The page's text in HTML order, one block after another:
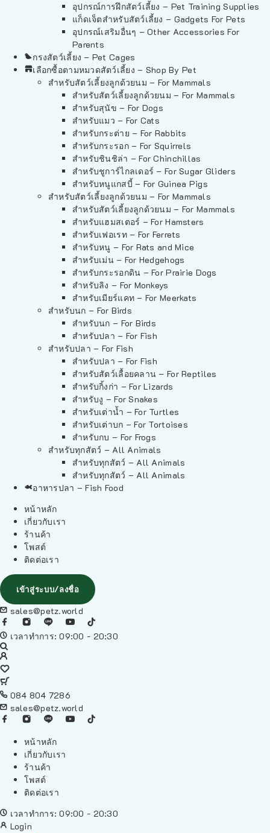
อุปกรณ์การฝึกสัตว์เลี้ยง – Pet Training Supplies
แก็ดเจ็ตสำหรับสัตว์เลี้ยง – Gadgets For Pets
อุปกรณ์เสริมอื่นๆ – Other Accessories For
Parents
กรงสัตว์เลี้ยง – Pet Cages
เลือกซื้อตามหมวดสัตว์เลี้ยง – Shop By Pet
สำหรับสัตว์เลี้ยงลูกด้วยนม – For Mammals
สำหรับสัตว์เลี้ยงลูกด้วยนม – For Mammals
สำหรับสุนัข – For Dogs
สำหรับแมว – For Cats
สำหรับกระต่าย – For Rabbits
สำหรับกระรอก – For Squirrels
สำหรับชินชิล่า – For Chinchillas
สำหรับชูการ์ไกลเดอร์ – For Sugar Gliders
สำหรับหนูแกสบี้ – For Guinea Pigs
สำหรับสัตว์เลี้ยงลูกด้วยนม – For Mammals
สำหรับสัตว์เลี้ยงลูกด้วยนม – For Mammals
สำหรับแฮมสเตอร์ – For Hamsters
สำหรับเฟอเรท – For Ferrets
สำหรับหนู – For Rats and Mice
สำหรับเม่น – For Hedgehogs
สำหรับกระรอกดิน – For Prairie Dogs
สำหรับลิง – For Monkeys
สำหรับเมียร์แคท – For Meerkats
สำหรับนก – For Birds
สำหรับนก – For Birds
สำหรับปลา – For Fish
สำหรับปลา – For Fish
สำหรับปลา – For Fish
สำหรับสัตว์เลื้อยคลาน – For Reptiles
สำหรับกิ้งก่า – For Lizards
สำหรับงู – For Snakes
สำหรับเต่าน้ำ – For Turtles
สำหรับเต่าบก – For Tortoises
สำหรับกบ – For Frogs
สำหรับทุกสัตว์ – All Animals
สำหรับทุกสัตว์ – All Animals
สำหรับทุกสัตว์ – All Animals
อาหารปลา – Fish Food
หน้าหลัก
เกี่ยวกับเรา
ร้านค้า
โพสต์
ติดต่อเรา
เข้าสู่ระบบ/ลงชื่อ
sales@petz.world
เวลาทำการ: 09:00 - 20:30
084 804 7286
sales@petz.world
หน้าหลัก
เกี่ยวกับเรา
ร้านค้า
โพสต์
ติดต่อเรา
เวลาทำการ: 09:00 - 20:30
Login